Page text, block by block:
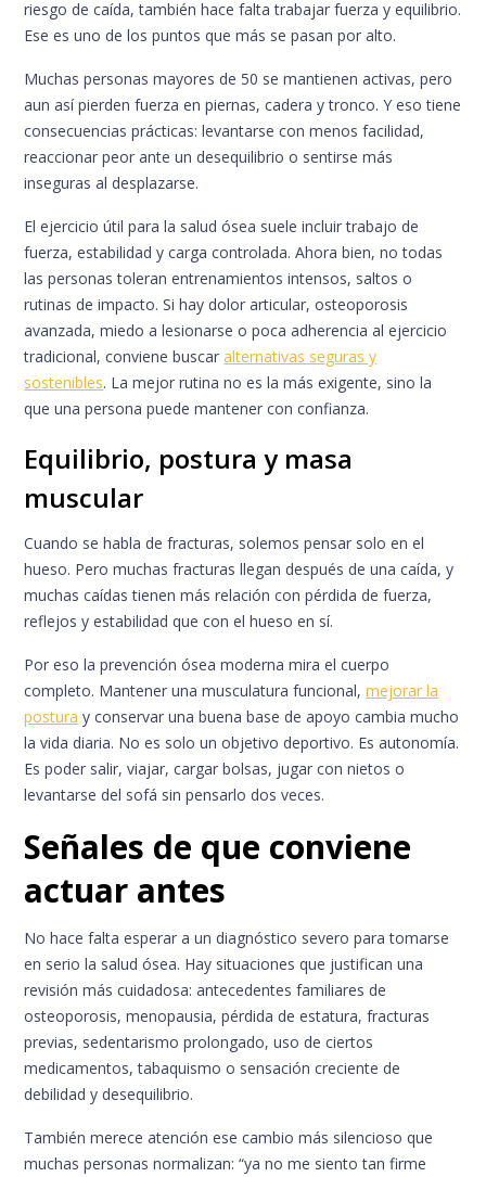
riesgo de caída, también hace falta trabajar fuerza y equilibrio.
Ese es uno de los puntos que más se pasan por alto.
Muchas personas mayores de 50 se mantienen activas, pero
aun así pierden fuerza en piernas, cadera y tronco. Y eso tiene
consecuencias prácticas: levantarse con menos facilidad,
reaccionar peor ante un desequilibrio o sentirse más
inseguras al desplazarse.
El ejercicio útil para la salud ósea suele incluir trabajo de
fuerza, estabilidad y carga controlada. Ahora bien, no todas
las personas toleran entrenamientos intensos, saltos o
rutinas de impacto. Si hay dolor articular, osteoporosis
avanzada, miedo a lesionarse o poca adherencia al ejercicio
tradicional, conviene buscaralternativas seguras y
sostenibles. La mejor rutina no es la más exigente, sino la
que una persona puede mantener con confianza.
Equilibrio, postura y masa
muscular
Cuando se habla de fracturas, solemos pensar solo en el
hueso. Pero muchas fracturas llegan después de una caída, y
muchas caídas tienen más relación con pérdida de fuerza,
reflejos y estabilidad que con el hueso en sí.
Por eso la prevención ósea moderna mira el cuerpo
completo. Mantener una musculatura funcional,mejorar la
postura y conservar una buena base de apoyo cambia mucho
la vida diaria. No es solo un objetivo deportivo. Es autonomía.
Es poder salir, viajar, cargar bolsas, jugar con nietos o
levantarse del sofá sin pensarlo dos veces.
Señales de que conviene
actuar antes
No hace falta esperar a un diagnóstico severo para tomarse
en serio la salud ósea. Hay situaciones que justifican una
revisión más cuidadosa: antecedentes familiares de
osteoporosis, menopausia, pérdida de estatura, fracturas
previas, sedentarismo prolongado, uso de ciertos
medicamentos, tabaquismo o sensación creciente de
debilidad y desequilibrio.
También merece atención ese cambio más silencioso que
muchas personas normalizan: “ya no me siento tan firme